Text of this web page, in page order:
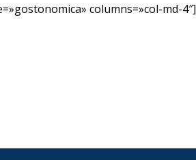
columns=»col-md-4″]